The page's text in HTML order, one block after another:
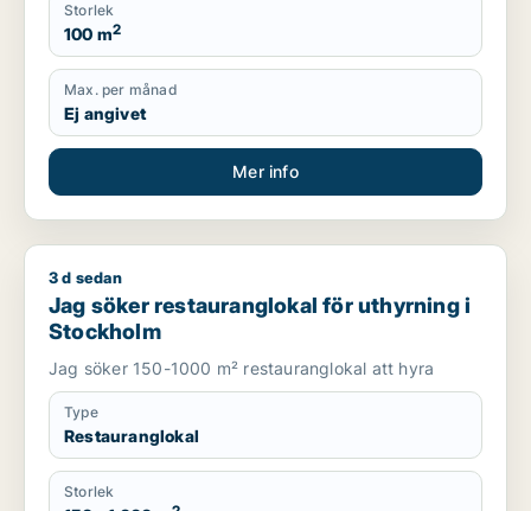
Storlek
100 m2
Max. per månad
Ej angivet
Mer info
Jag söker restauranglokal för uthyrning i Stockholm
3 d sedan
Jag söker restauranglokal för uthyrning i
Stockholm
Jag söker 150-1000 m² restauranglokal att hyra
Type
Restauranglokal
Storlek